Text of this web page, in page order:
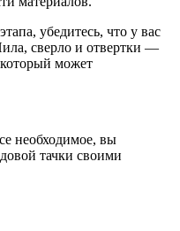
убедитесь, что у вас
сверло и отвертки —
может
необходимое, вы
тачки своими